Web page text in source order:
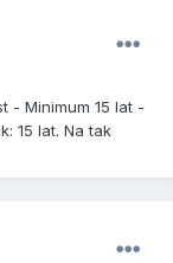
- Minimum 15 lat -
15 lat. Na tak